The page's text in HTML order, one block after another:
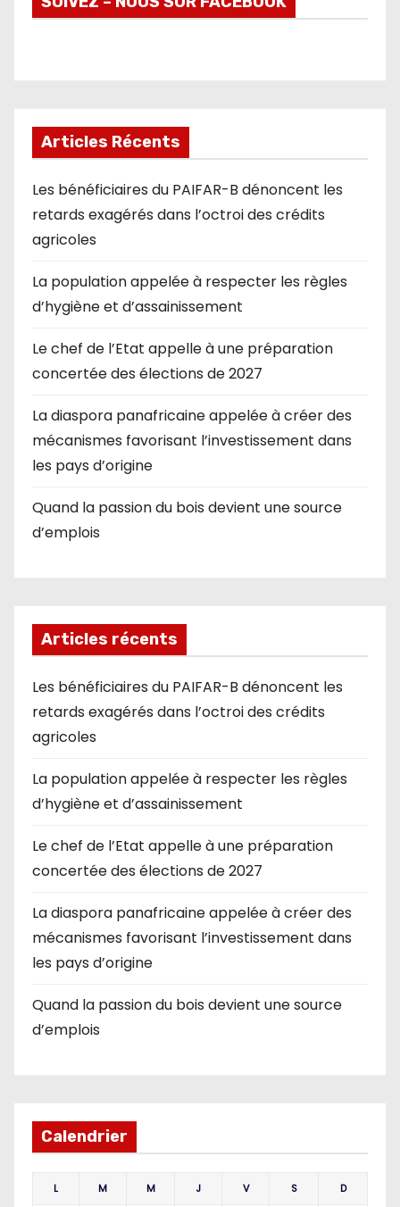
Articles Récents
Les bénéficiaires du PAIFAR-B dénoncent les
retards exagérés dans l’octroi des crédits
agricoles
La population appelée à respecter les règles
d’hygiène et d’assainissement
Le chef de l’Etat appelle à une préparation
concertée des élections de 2027
La diaspora panafricaine appelée à créer des
mécanismes favorisant l’investissement dans
les pays d’origine
Quand la passion du bois devient une source
d’emplois
Articles récents
Les bénéficiaires du PAIFAR-B dénoncent les
retards exagérés dans l’octroi des crédits
agricoles
La population appelée à respecter les règles
d’hygiène et d’assainissement
Le chef de l’Etat appelle à une préparation
concertée des élections de 2027
La diaspora panafricaine appelée à créer des
mécanismes favorisant l’investissement dans
les pays d’origine
Quand la passion du bois devient une source
d’emplois
Calendrier
L M M J V S D